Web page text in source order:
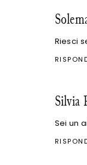
Riesci
Silvia
Sei un